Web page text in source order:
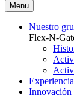
Menu
Nuestro
Flex-N-
Experiencia
Innovación